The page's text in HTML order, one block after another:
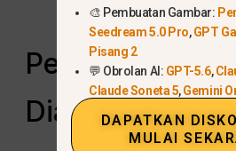
Hongaria, Rumania,
Pertanyaan
Diajukan
🎨 Pembuatan Gambar:
Seedream 5.0 Pro,GPT
Pisang 2
💬 Obrolan AI: GPT-5.6,
Claude Soneta 5,Gemini
DAPATKAN
MULAI